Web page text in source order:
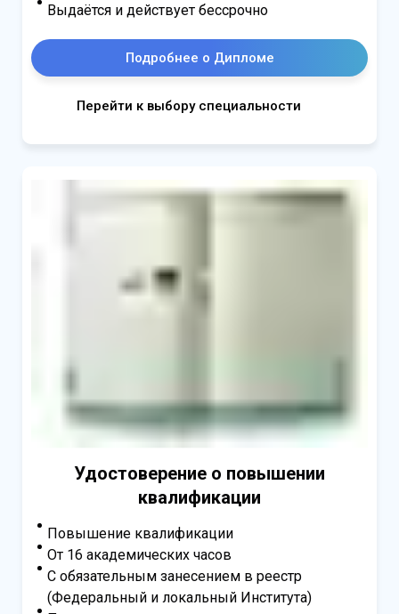
Выдаётся и действует бессрочно
Подробнее о Дипломе
Перейти к выбору специальности
Удостоверение о повышении
квалификации
Повышение квалификации
От 16 академических часов
С обязательным занесением в реестр
(Федеральный и локальный Института)